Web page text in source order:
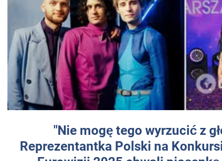
"Nie mogę tego wyrzucić z
Reprezentantka Polski na